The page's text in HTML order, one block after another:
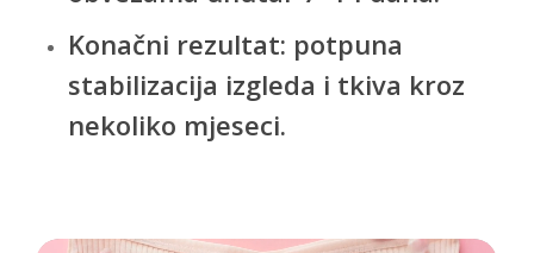
Konačni rezultat: potpuna
stabilizacija izgleda i tkiva kroz
nekoliko mjeseci.